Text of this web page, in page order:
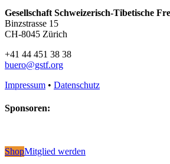
Gesellschaft Schweizerisch-Tibetische
Binzstrasse 15
CH-8045 Zürich
+41 44 451 38 38
buero@gstf.org
Impressum • Datenschutz
Sponsoren:
ShopMitglied werden